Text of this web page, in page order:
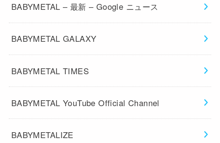
BABYMETAL – 最新 – Google ニュース
BABYMETAL GALAXY
BABYMETAL TIMES
BABYMETAL YouTube Official Channel
BABYMETALIZE